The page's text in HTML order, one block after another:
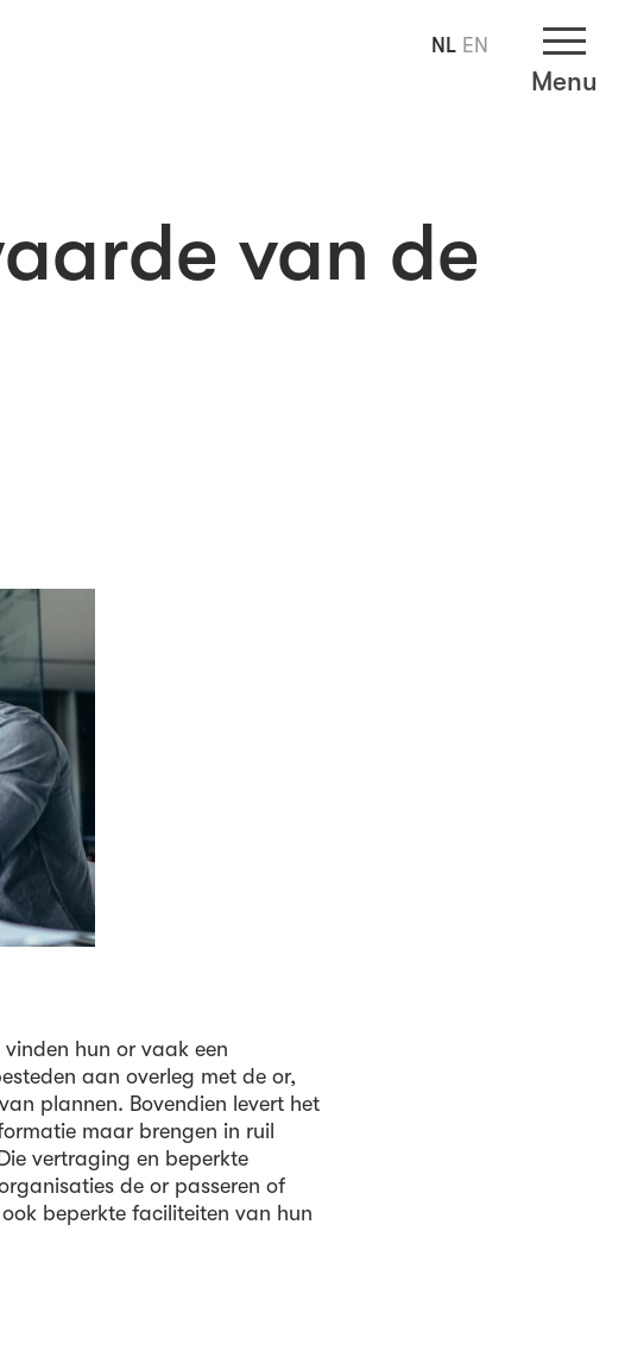
Menu
van de
hun or vaak een
aan overleg met de or,
plannen. Bovendien levert het
maar brengen in ruil
vertraging en beperkte
de or passeren of
beperkte faciliteiten van hun
NL EN